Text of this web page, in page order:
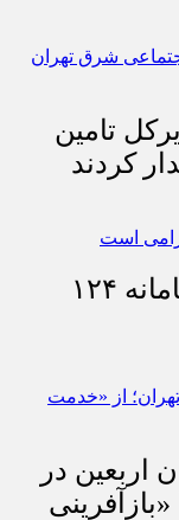
تامین
کردند
ثبت قیمت کالا و خدمات در سامانه ۱۲۴
اربعین در